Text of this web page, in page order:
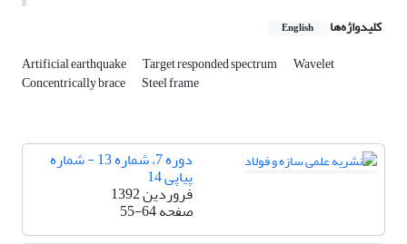
کلیدواژه‌ها English
Artificial earthquake Target responded spectrum Wavelet
Concentrically brace Steel frame
دوره 7، شماره 13 - شماره
پیاپی 14
فروردین 1392
صفحه55-64